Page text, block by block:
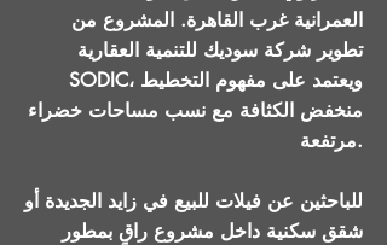
العمرانية غرب القاهرة. المشروع من
تطوير شركة سوديك للتنمية العقارية
SODIC، ويعتمد على مفهوم التخطيط
منخفض الكثافة مع نسب مساحات خضراء
مرتفعة.
للباحثين عن فيلات للبيع في زايد الجديدة أو
شقق سكنية داخل مشروع راقٍ بمطور